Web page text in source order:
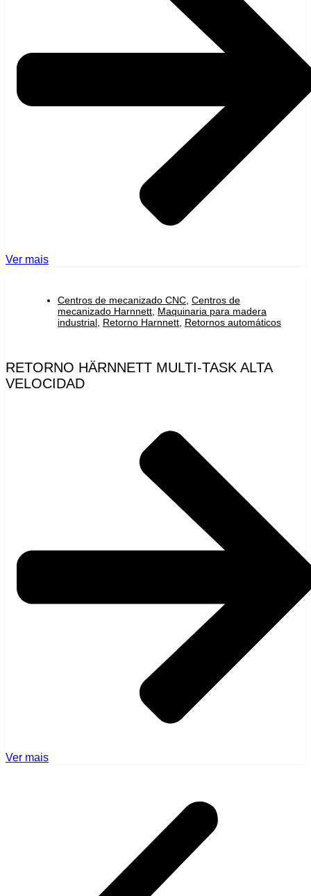
Ver mais
Centros de mecanizado CNC, Centros de
mecanizado Harnnett, Maquinaria para madera
industrial, Retorno Harnnett, Retornos automáticos
RETORNO HÄRNNETT MULTI-TASK ALTA
VELOCIDAD
Ver mais